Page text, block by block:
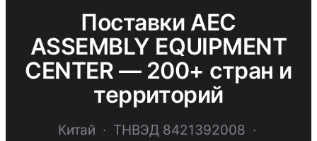
Поставки AEC
ASSEMBLY EQUIPMENT
CENTER — 200+ стран и
территорий
Китай · ТНВЭД 8421392008 ·